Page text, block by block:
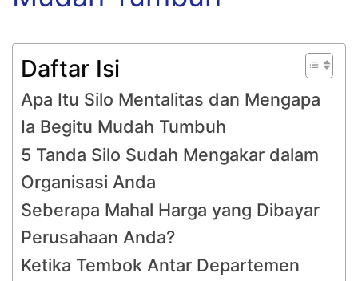
Daftar Isi
Apa Itu Silo Mentalitas dan Mengapa
Ia Begitu Mudah Tumbuh
5 Tanda Silo Sudah Mengakar dalam
Organisasi Anda
Seberapa Mahal Harga yang Dibayar
Perusahaan Anda?
Ketika Tembok Antar Departemen